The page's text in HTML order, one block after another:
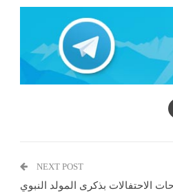
NEXT POST
بذكرى المولد النبوي